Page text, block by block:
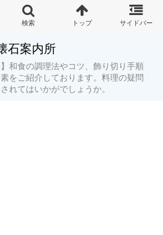
石案内所
和食の調理法やコツ、飾り切り手順
をご紹介しております。料理の疑問
れてはいかがでしょうか。